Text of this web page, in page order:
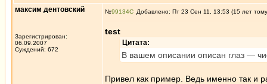
максим дентовский
Зарегистрирован:
06.09.2007
Суждений: 672
№99134 Добавлено: Пт 23 Сен 11, 13:53 (15 лет
test
Цитата:
В вашем описании описан глаз —
Привел как пример. Ведь именно так и